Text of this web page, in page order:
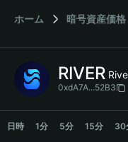
Italiano
简体中文
繁體中文
Bahasa Indonesia
ホーム 暗号資産価格
RIVER
0xdA7A...52B3
RIVER Price Chart
日時 1分 5分 15分 30